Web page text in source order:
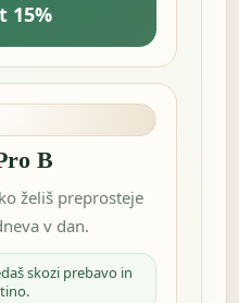
15%
B
želiš preprosteje
v dan.
skozi prebavo in